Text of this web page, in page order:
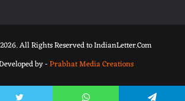
All Rights Reserved to IndianLetter.Com
by -Prabhat Media Creations